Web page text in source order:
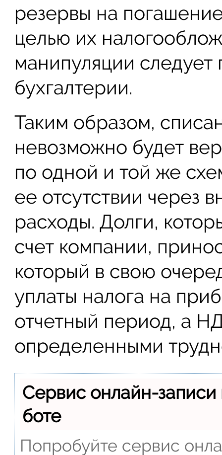
резервы на
целью их
манипуляции следует
бухгалтерии.
Таким образом,
невозможно будет
по одной и той же
ее отсутствии через
расходы. Долги,
счет компании,
который в свою
уплаты налога на
отчетный период, а
определенными
Сервис онлайн-
боте
Попробуйте сервис